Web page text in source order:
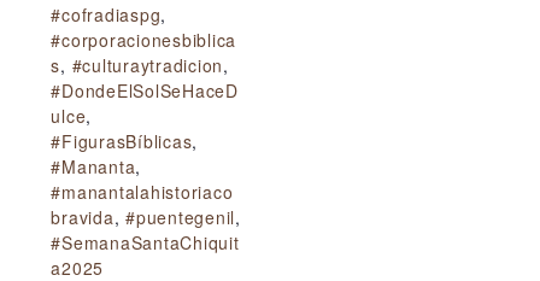
#cofradiaspg,
#corporacionesbiblica
s, #culturaytradicion,
#DondeElSolSeHaceD
ulce,
#FigurasBíblicas,
#Mananta,
#manantalahistoriaco
bravida,#puentegenil,
#SemanaSantaChiquit
a2025